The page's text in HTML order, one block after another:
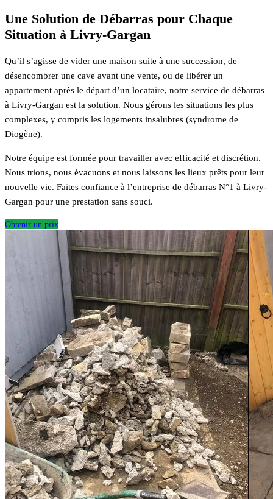
Une Solution de Débarras pour Chaque
Situation à Livry-Gargan
Qu’il s’agisse de vider une maison suite à une succession, de
désencombrer une cave avant une vente, ou de libérer un
appartement après le départ d’un locataire, notre service de débarras
à Livry-Gargan est la solution. Nous gérons les situations les plus
complexes, y compris les logements insalubres (syndrome de
Diogène).
Notre équipe est formée pour travailler avec efficacité et discrétion.
Nous trions, nous évacuons et nous laissons les lieux prêts pour leur
nouvelle vie. Faites confiance à l’entreprise de débarras N°1 à Livry-
Gargan pour une prestation sans souci.
Obtenir un prix